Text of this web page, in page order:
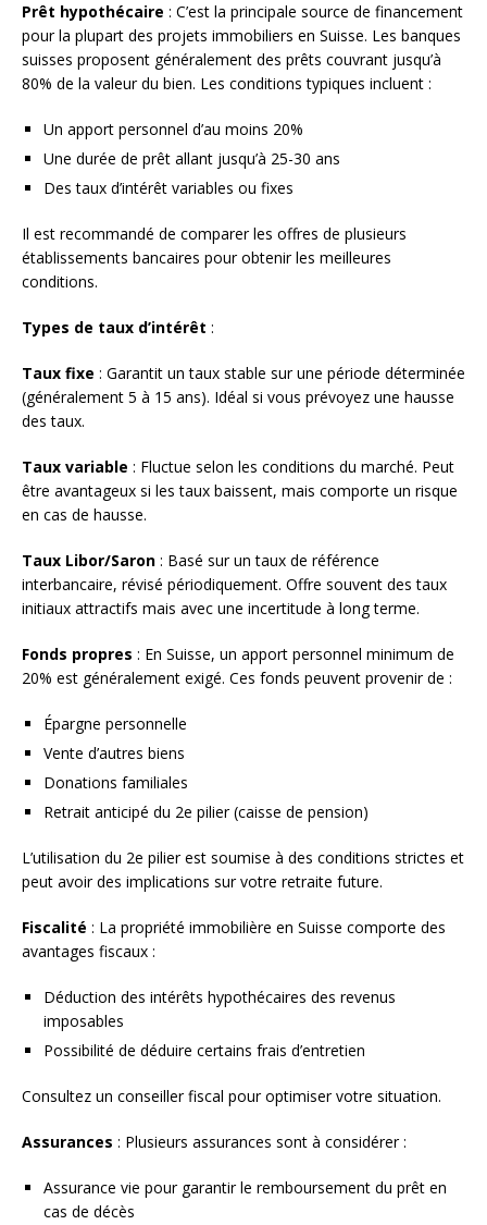
Prêt hypothécaire : C’est la principale source de financement
pour la plupart des projets immobiliers en Suisse. Les banques
suisses proposent généralement des prêts couvrant jusqu’à
80% de la valeur du bien. Les conditions typiques incluent :
Un apport personnel d’au moins 20%
Une durée de prêt allant jusqu’à 25-30 ans
Des taux d’intérêt variables ou fixes
Il est recommandé de comparer les offres de plusieurs
établissements bancaires pour obtenir les meilleures
conditions.
Types de taux d’intérêt :
Taux fixe : Garantit un taux stable sur une période déterminée
(généralement 5 à 15 ans). Idéal si vous prévoyez une hausse
des taux.
Taux variable : Fluctue selon les conditions du marché. Peut
être avantageux si les taux baissent, mais comporte un risque
en cas de hausse.
Taux Libor/Saron : Basé sur un taux de référence
interbancaire, révisé périodiquement. Offre souvent des taux
initiaux attractifs mais avec une incertitude à long terme.
Fonds propres : En Suisse, un apport personnel minimum de
20% est généralement exigé. Ces fonds peuvent provenir de :
Épargne personnelle
Vente d’autres biens
Donations familiales
Retrait anticipé du 2e pilier (caisse de pension)
L’utilisation du 2e pilier est soumise à des conditions strictes et
peut avoir des implications sur votre retraite future.
Fiscalité : La propriété immobilière en Suisse comporte des
avantages fiscaux :
Déduction des intérêts hypothécaires des revenus
imposables
Possibilité de déduire certains frais d’entretien
Consultez un conseiller fiscal pour optimiser votre situation.
Assurances : Plusieurs assurances sont à considérer :
Assurance vie pour garantir le remboursement du prêt en
cas de décès